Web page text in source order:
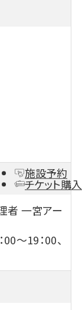
者 一宮アー
～19：00、
施設予約
チケット購入